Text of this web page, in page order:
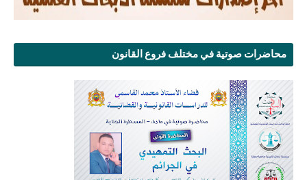
محاضرات صوتية في مختلف فروع القانون